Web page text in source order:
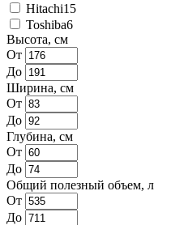
Hitachi15
Toshiba6
Высота, см
От
До
Ширина, см
От
До
Глубина, см
От
До
Общий полезный объем, л
От
До